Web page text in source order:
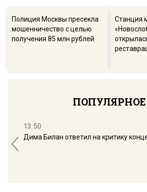
Полиция Москвы пресекла
мошенничество с целью
получения 85 млн рублей
Станция
ПОПУЛЯРНОЕ
13:50
Дима Билан ответил на критику